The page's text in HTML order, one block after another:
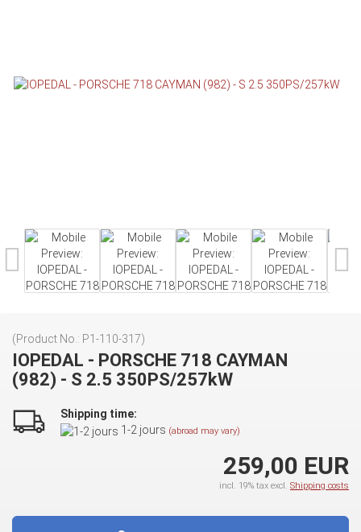
(Product No.: P1-110-317)
IOPEDAL - PORSCHE 718 CAYMAN
(982) - S 2.5 350PS/257kW
Shipping time:
1-2 jours (abroad may vary)
259,00 EUR
incl. 19% tax excl. Shipping costs